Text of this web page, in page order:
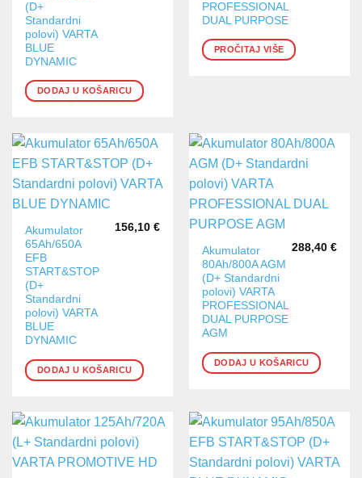
(D+
Standardni
polovi) VARTA
BLUE
DYNAMIC
DODAJ U KOŠARICU
PROFESSIONAL
DUAL PURPOSE
PROČITAJ VIŠE
Akumulator
65Ah/650A
EFB
START&STOP
(D+
Standardni
polovi) VARTA
BLUE
DYNAMIC
156,10 €
DODAJ U KOŠARICU
Akumulator
80Ah/800A AGM
(D+ Standardni
polovi) VARTA
PROFESSIONAL
DUAL PURPOSE
AGM
288,40 €
DODAJ U KOŠARICU